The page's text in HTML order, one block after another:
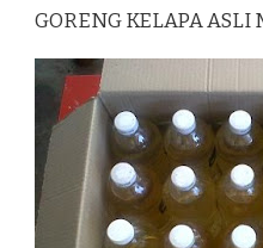
GORENG KELAPA